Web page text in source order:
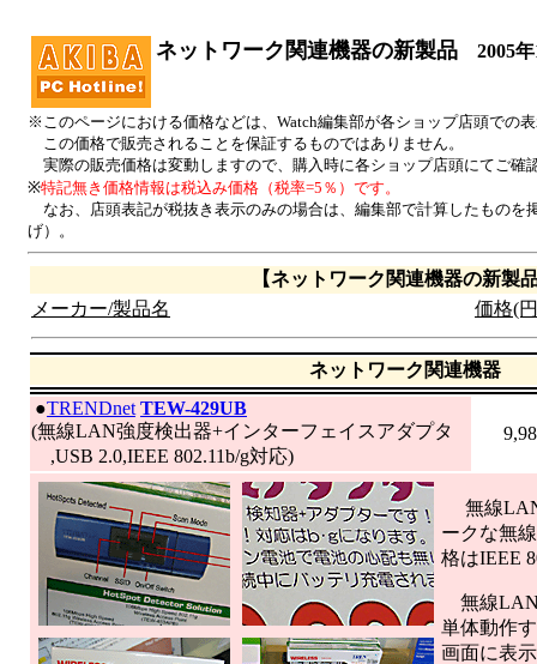
ネットワーク関連機器の新製品 2005年
※このページにおける価格などは、Watch編集部が各ショップ店頭での
この価格で販売されることを保証するものではありません。
実際の販売価格は変動しますので、購入時に各ショップ店頭にてご確
※特記無き価格情報は税込み価格（税率=5％）です。
なお、店頭表記が税抜き表示のみの場合は、編集部で計算したものを
げ）。
【ネットワーク関連機器の新製
メーカー/製品名
価格(
ネットワーク関連機器
●TRENDnet TEW-429UB
(無線LAN強度検出器+インターフェイスアダプタ
,USB 2.0,IEEE 802.11b/g対応)
無線LAN
ークな無
格はIEEE
無線LAN
単体動作
画面に表